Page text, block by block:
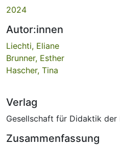
2024
Autor:innen
Liechti, Eliane
Brunner, Esther
Hascher, Tina
Verlag
Gesellschaft für Didaktik der
Zusammenfassung